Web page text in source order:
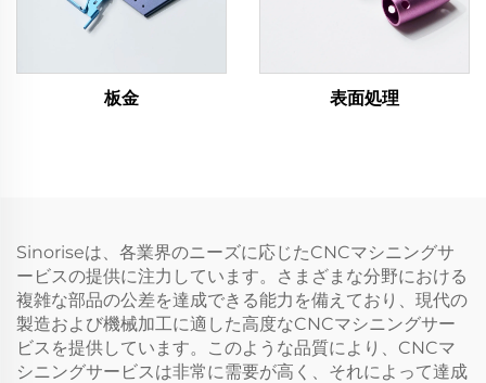
板金 表面処理
Sinoriseは、各業界のニーズに応じたCNCマシニングサ
ービスの提供に注力しています。さまざまな分野における
複雑な部品の公差を達成できる能力を備えており、現代の
製造および機械加工に適した高度なCNCマシニングサー
ビスを提供しています。このような品質により、CNCマ
シニングサービスは非常に需要が高く、それによって達成